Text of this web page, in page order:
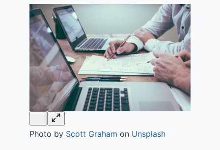
Photo by Scott Graham on Unsplash